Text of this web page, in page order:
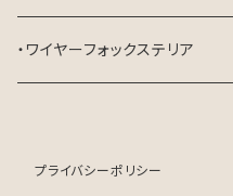
・ワイヤーフォックステリア
プライバシーポリシー